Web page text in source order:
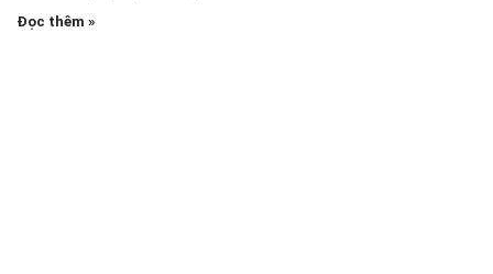
Đọc thêm »